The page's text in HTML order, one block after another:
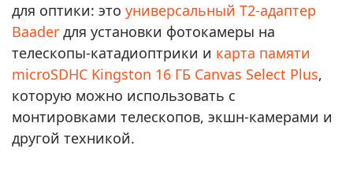
для оптики: это универсальный T2-адаптер
Baader для установки фотокамеры на
телескопы-катадиоптрики и карта памяти
microSDHC Kingston 16 ГБ Canvas Select Plus,
которую можно использовать с
монтировками телескопов, экшн-камерами и
другой техникой.